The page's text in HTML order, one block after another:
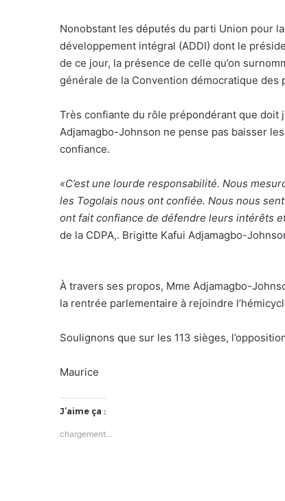
Nonobstant les députés du parti Union pour
développement intégral (ADDI) dont le
de ce jour, la présence de celle qu’on
générale de la Convention démocratique des
Très confiante du rôle prépondérant que doit
Adjamagbo-Johnson ne pense pas baisser
confiance.
«C’est une lourde responsabilité. Nous
les Togolais nous ont confiée. Nous nous
ont fait confiance de défendre leurs intérêts
de la CDPA,. Brigitte Kafui Adjamagbo-
À travers ses propos, Mme Adjamagbo-
la rentrée parlementaire à rejoindre
Soulignons que sur les 113 sièges,
Maurice
J’aime ça :
chargement…